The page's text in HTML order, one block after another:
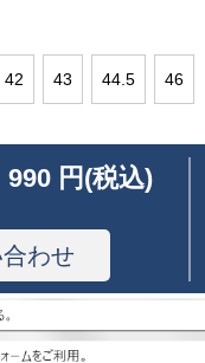
42 43 44.5 46
990 円(税込)
わせ